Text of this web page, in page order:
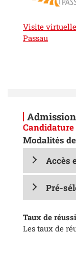
Visite
Passau
Admission
Candidature
Modalités
Accès
Pré-
Taux de
Les taux de